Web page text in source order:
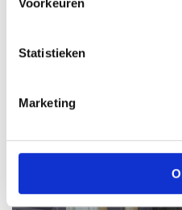
Voorkeuren
Statistieken
Marketing